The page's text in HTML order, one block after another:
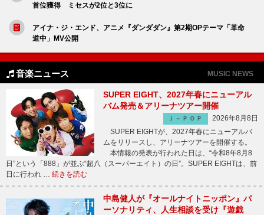
首位獲得 ミセスが2位と3位に
アイナ・ジ・エンド、アニメ『ダンダダン』第2期OPテーマ「革命
道中」MV公開
音楽ニュース MUSIC NEWS
SUPER EIGHT、2027年春にニューアル
バム発売＆アリーナツアー開催
Ｊ－ＰＯＰ
2026年8月8日
SUPER EIGHTが、2027年春にニューアルバ
ムをリリースし、アリーナツアーを開催する。
本情報の発表が行われた日は、“令和8年8月8
日”という「888」が並ぶ“超八（スーパーエイト）の日”。SUPER EIGHTは、前
日に行われ … 続きを読む
中島健人が『オールナイトニッポン』パ
ーソナリティ、人生相談を受け『遊戯